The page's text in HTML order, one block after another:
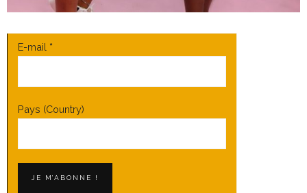
E-mail *
Pays (Country)